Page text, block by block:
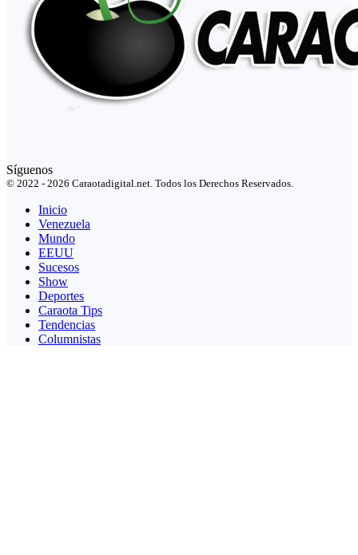
Síguenos
© 2022 - 2026 Caraotadigital.net. Todos los Derechos Reservados.
Inicio
Venezuela
Mundo
EEUU
Sucesos
Show
Deportes
Caraota Tips
Tendencias
Columnistas